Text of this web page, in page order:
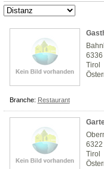
Tirol
Branche: Restaurant
6322
Tirol